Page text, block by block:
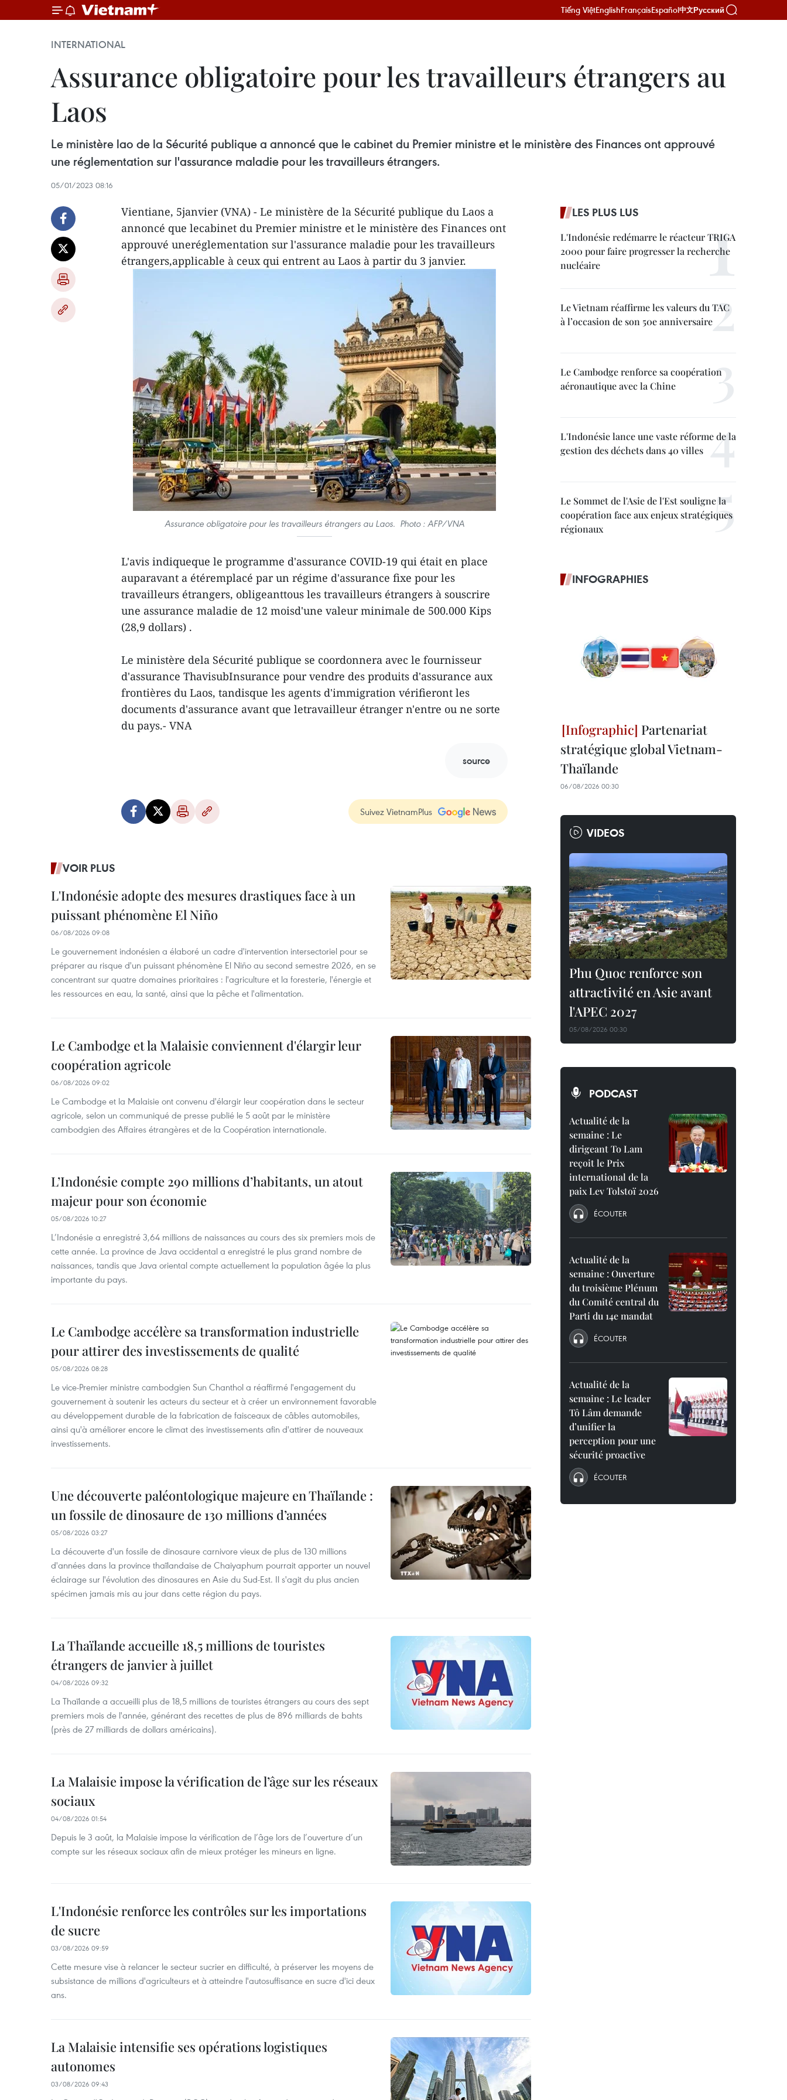
Tiếng ViệtEnglishFrançaisEspañol中文Русский
INTERNATIONAL
Assurance obligatoire pour les travailleurs étrangers au
Laos
Le ministère lao de la Sécurité publique a annoncé que le cabinet du Premier ministre et le ministère des Finances ont approuvé
une réglementation sur l'assurance maladie pour les travailleurs étrangers.
05/01/2023 08:16
Vientiane, 5janvier (VNA) - Le ministère de la Sécurité publique du Laos a
annoncé que lecabinet du Premier ministre et le ministère des Finances ont
approuvé uneréglementation sur l'assurance maladie pour les travailleurs
étrangers,applicable à ceux qui entrent au Laos à partir du 3 janvier.
Assurance obligatoire pour les travailleurs étrangers au Laos. Photo : AFP/VNA
L'avis indiqueque le programme d'assurance COVID-19 qui était en place
auparavant a étéremplacé par un régime d'assurance fixe pour les
travailleurs étrangers, obligeanttous les travailleurs étrangers à souscrire
une assurance maladie de 12 moisd'une valeur minimale de 500.000 Kips
(28,9 dollars) .
Le ministère dela Sécurité publique se coordonnera avec le fournisseur
d'assurance ThavisubInsurance pour vendre des produits d'assurance aux
frontières du Laos, tandisque les agents d'immigration vérifieront les
documents d'assurance avant que letravailleur étranger n'entre ou ne sorte
du pays.- VNA
source
Suivez VietnamPlus
VOIR PLUS
L'Indonésie adopte des mesures drastiques face à un
puissant phénomène El Niño
06/08/2026 09:08
Le gouvernement indonésien a élaboré un cadre d'intervention intersectoriel pour se
préparer au risque d'un puissant phénomène El Niño au second semestre 2026, en se
concentrant sur quatre domaines prioritaires : l'agriculture et la foresterie, l'énergie et
les ressources en eau, la santé, ainsi que la pêche et l'alimentation.
Le Cambodge et la Malaisie conviennent d'élargir leur
coopération agricole
06/08/2026 09:02
Le Cambodge et la Malaisie ont convenu d'élargir leur coopération dans le secteur
agricole, selon un communiqué de presse publié le 5 août par le ministère
cambodgien des Affaires étrangères et de la Coopération internationale.
L’Indonésie compte 290 millions d’habitants, un atout
majeur pour son économie
05/08/2026 10:27
L’Indonésie a enregistré 3,64 millions de naissances au cours des six premiers mois de
cette année. La province de Java occidental a enregistré le plus grand nombre de
naissances, tandis que Java oriental compte actuellement la population âgée la plus
importante du pays.
Le Cambodge accélère sa transformation industrielle
pour attirer des investissements de qualité
05/08/2026 08:28
Le vice-Premier ministre cambodgien Sun Chanthol a réaffirmé l'engagement du
gouvernement à soutenir les acteurs du secteur et à créer un environnement favorable
au développement durable de la fabrication de faisceaux de câbles automobiles,
ainsi qu'à améliorer encore le climat des investissements afin d'attirer de nouveaux
investissements.
Une découverte paléontologique majeure en Thaïlande :
un fossile de dinosaure de 130 millions d’années
05/08/2026 03:27
La découverte d'un fossile de dinosaure carnivore vieux de plus de 130 millions
d'années dans la province thaïlandaise de Chaiyaphum pourrait apporter un nouvel
éclairage sur l'évolution des dinosaures en Asie du Sud-Est. Il s'agit du plus ancien
spécimen jamais mis au jour dans cette région du pays.
La Thaïlande accueille 18,5 millions de touristes
étrangers de janvier à juillet
04/08/2026 09:32
La Thaïlande a accueilli plus de 18,5 millions de touristes étrangers au cours des sept
premiers mois de l'année, générant des recettes de plus de 896 milliards de bahts
(près de 27 milliards de dollars américains).
La Malaisie impose la vérification de l’âge sur les réseaux
sociaux
04/08/2026 01:54
Depuis le 3 août, la Malaisie impose la vérification de l’âge lors de l’ouverture d’un
compte sur les réseaux sociaux afin de mieux protéger les mineurs en ligne.
L'Indonésie renforce les contrôles sur les importations
de sucre
03/08/2026 09:59
Cette mesure vise à relancer le secteur sucrier en difficulté, à préserver les moyens de
subsistance de millions d'agriculteurs et à atteindre l'autosuffisance en sucre d'ici deux
ans.
La Malaisie intensifie ses opérations logistiques
autonomes
03/08/2026 09:43
LES PLUS LUS
L'Indonésie redémarre le réacteur TRIGA
2000 pour faire progresser la recherche
nucléaire
Le Vietnam réaffirme les valeurs du TAC
à l’occasion de son 50e anniversaire
Le Cambodge renforce sa coopération
aéronautique avec la Chine
L'Indonésie lance une vaste réforme de la
gestion des déchets dans 40 villes
Le Sommet de l'Asie de l'Est souligne la
coopération face aux enjeux stratégiques
régionaux
INFOGRAPHIES
Partenariat
stratégique global Vietnam-
Thaïlande
06/08/2026 00:30
VIDEOS
Phu Quoc renforce son
attractivité en Asie avant
l'APEC 2027
05/08/2026 00:30
PODCAST
Actualité de la
semaine : Le
dirigeant To Lam
reçoit le Prix
international de la
paix Lev Tolstoï 2026
ÉCOUTER
Actualité de la
semaine : Ouverture
du troisième Plénum
du Comité central du
Parti du 14e mandat
ÉCOUTER
Actualité de la
semaine : Le leader
Tô Lâm demande
d’unifier la
perception pour une
sécurité proactive
ÉCOUTER